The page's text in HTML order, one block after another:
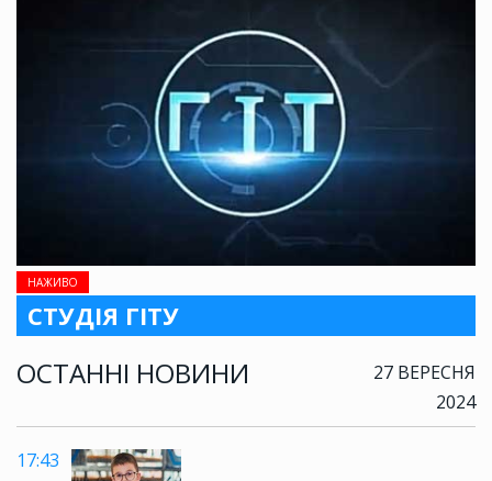
НАЖИВО
СТУДІЯ ГІТУ
ОСТАННІ НОВИНИ
27 ВЕРЕСНЯ
2024
17:43